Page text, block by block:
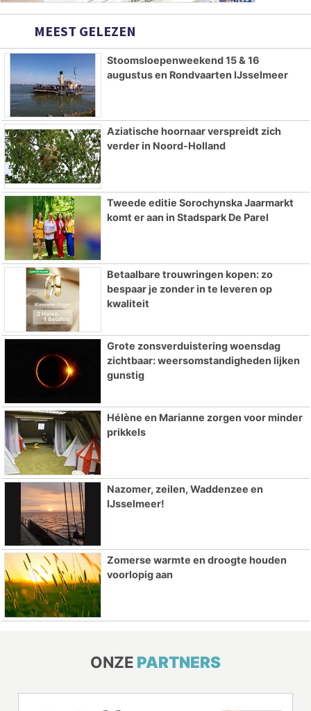
MEEST GELEZEN
Stoomsloepenweekend 15 & 16
augustus en Rondvaarten IJsselmeer
Aziatische hoornaar verspreidt zich
verder in Noord-Holland
Tweede editie Sorochynska Jaarmarkt
komt er aan in Stadspark De Parel
Betaalbare trouwringen kopen: zo
bespaar je zonder in te leveren op
kwaliteit
Grote zonsverduistering woensdag
zichtbaar: weersomstandigheden lijken
gunstig
Hélène en Marianne zorgen voor minder
prikkels
Nazomer, zeilen, Waddenzee en
IJsselmeer!
Zomerse warmte en droogte houden
voorlopig aan
ONZE PARTNERS